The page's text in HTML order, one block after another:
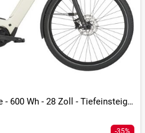
E-Horizon Tour 20 Belt Wave - 600 Wh - 28 Zoll - Tiefeinsteiger
-35%